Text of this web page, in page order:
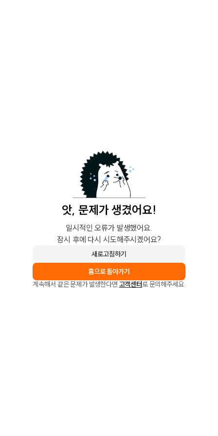
앗, 문제가 생겼어요!
일시적인 오류가 발생했어요.
잠시 후에 다시 시도해주시겠어요?
새로고침하기
홈으로 돌아가기
계속해서 같은 문제가 발생한다면 고객센터로 문의해주세요.